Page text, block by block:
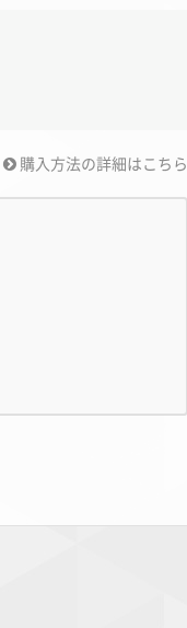
購入方法の詳細はこちら